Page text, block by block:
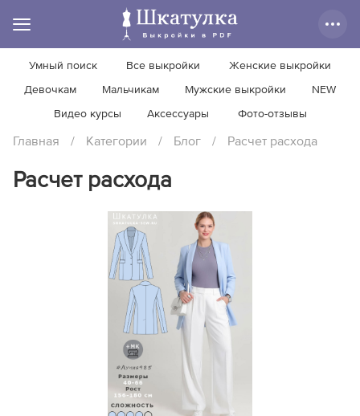
Умный поиск Все выкройки Женские выкройки
Девочкам Мальчикам Мужские выкройки NEW
Видео курсы Аксессуары Фото-отзывы
Главная / Категории / Блог / Расчет расхода
Расчет расхода